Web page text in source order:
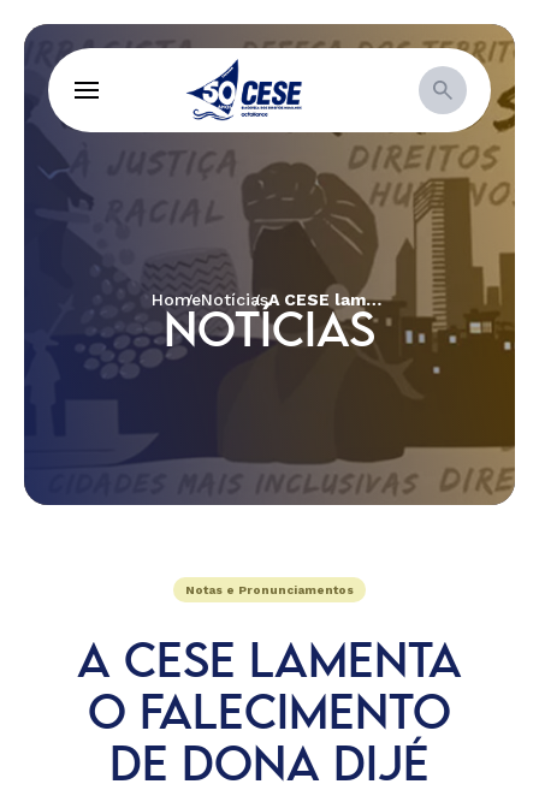
HomeNotícias A CESE lamenta o falecimento de Dona Dijé
NOTÍCIAS
Notas e Pronunciamentos
A CESE LAMENTA
O FALECIMENTO
DE DONA DIJÉ